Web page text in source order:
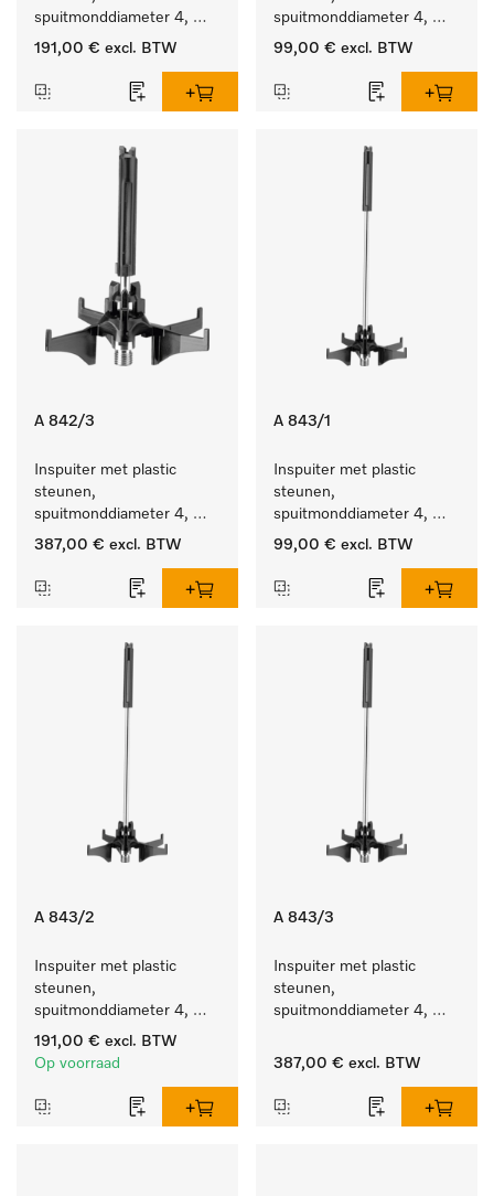
spuitmonddiameter 4,
lengte 90 mm, 10 stuks
191,00 € excl. BTW
spuitmonddiameter 4,
lengte 90 mm, 5 stuks
99,00 € excl. BTW
A 842/3
Inspuiter met plastic
steunen,
spuitmonddiameter 4,
lengte 90 mm, 20 stuks
387,00 € excl. BTW
A 843/1
Inspuiter met plastic
steunen,
spuitmonddiameter 4,
lengte 185 mm, 5 stuks
99,00 € excl. BTW
A 843/2
Inspuiter met plastic
steunen,
spuitmonddiameter 4,
lengte 185 mm, 10 stuks
191,00 € excl. BTW
Op voorraad
A 843/3
Inspuiter met plastic
steunen,
spuitmonddiameter 4,
387,00 € excl. BTW